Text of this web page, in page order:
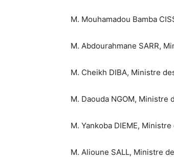
M. Mouhamadou Bamba
M. Abdourahmane SARR,
M. Cheikh DIBA, Ministre
M. Daouda NGOM, Ministre
M. Yankoba DIEME,
M. Alioune SALL, Ministre